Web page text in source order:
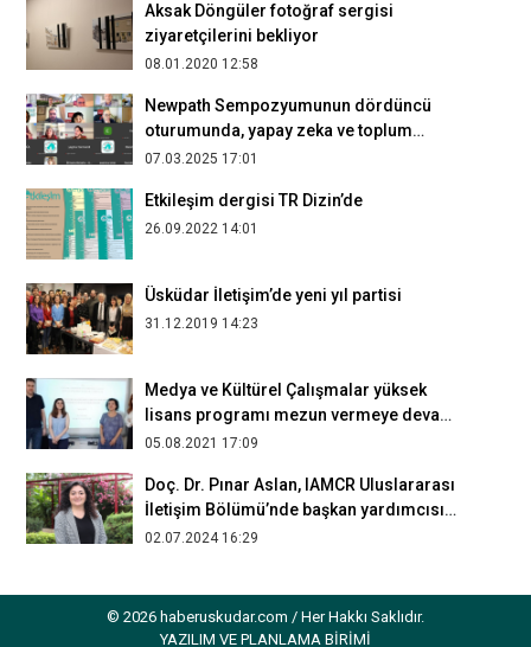
Aksak Döngüler fotoğraf sergisi
ziyaretçilerini bekliyor
08.01.2020 12:58
Newpath Sempozyumunun dördüncü
oturumunda, yapay zeka ve toplum
ilişkileri irdelendi
07.03.2025 17:01
Etkileşim dergisi TR Dizin’de
26.09.2022 14:01
Üsküdar İletişim’de yeni yıl partisi
31.12.2019 14:23
Medya ve Kültürel Çalışmalar yüksek
lisans programı mezun vermeye devam
ediyor
05.08.2021 17:09
Doç. Dr. Pınar Aslan, IAMCR Uluslararası
İletişim Bölümü’nde başkan yardımcısı
oldu
02.07.2024 16:29
27.06.2026 15:43
© 2026 haberuskudar.com / Her Hakkı Saklıdır.
YAZILIM VE PLANLAMA BİRİMİ